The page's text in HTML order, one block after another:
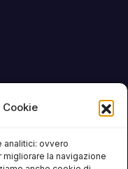
analitici: ovvero
la navigazione